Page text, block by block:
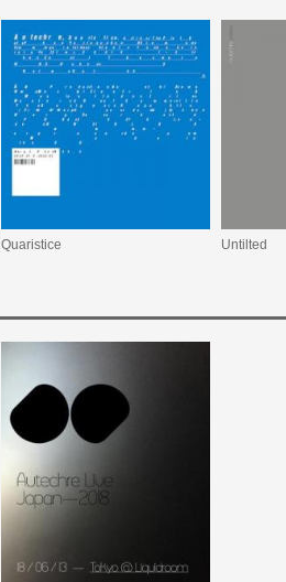
Quaristice Untilted